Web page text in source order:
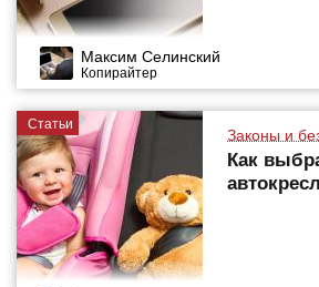
Максим Селинский
Копирайтер
Статьи
Законы и
Как